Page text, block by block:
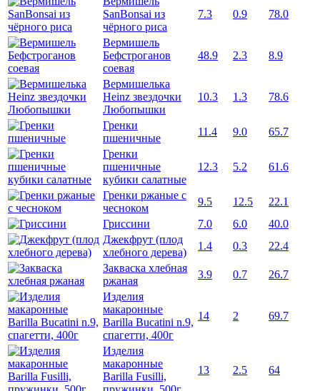
SanBonsai из
чёрного риса
7.3 0.9 78.0
Вермишель
Бефстроганов
соевая
48.9 2.3 8.9
Вермишелька
Heinz звездочки
Любопышки
10.3 1.3 78.6
Гренки
пшеничные
11.4 9.0
65.7
Гренки
пшеничные
кубики салатные
12.3 5.2 61.6
Гренки ржаные с
чесноком
9.5 12.5
22.1
Гриссини
7.0 6.0
40.0
Джекфрут (плод
хлебного дерева)
1.4 0.3
22.4
Закваска хлебная
ржаная
3.9 0.7
26.7
Изделия
макаронные
Barilla Bucatini n.9,
спагетти, 400г
14 2 69.7
Изделия
макаронные
Barilla Fusilli,
13 2.5 64